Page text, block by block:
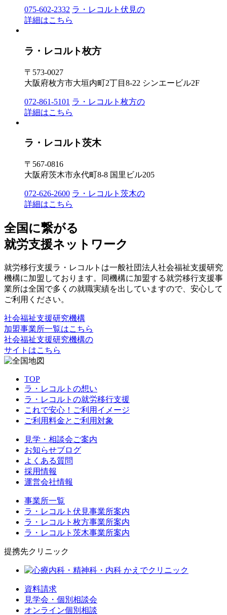
075-602-2332 ラ・レコルト伏見の
詳細はこちら
ラ・レコルト枚方
〒573-0027
大阪府枚方市大垣内町2丁目8-22 シンエービル2F
072-861-5101 ラ・レコルト枚方の
詳細はこちら
ラ・レコルト茨木
〒567-0816
大阪府茨木市永代町8-8 国里ビル205
072-626-2600 ラ・レコルト茨木の
詳細はこちら
全国に繋がる
就労支援ネットワーク
就労移行支援ラ・レコルトは一般社団法人社会福祉支援研究
機構に加盟しております。同機構に加盟する就労移行支援事
業所は全国で多くの就職実績を出していますので、安心して
ご利用ください。
社会福祉支援研究機構
加盟事業所一覧はこちら
社会福祉支援研究機構の
サイトはこちら
TOP
ラ・レコルトの想い
ラ・レコルトの就労移行支援
これで安心！ご利用イメージ
ご利用料金とご利用対象
見学・相談会ご案内
お知らせブログ
よくある質問
採用情報
運営会社情報
事業所一覧
ラ・レコルト伏見事業所案内
ラ・レコルト枚方事業所案内
ラ・レコルト茨木事業所案内
提携先クリニック
資料請求
見学会・個別相談会
オンライン個別相談